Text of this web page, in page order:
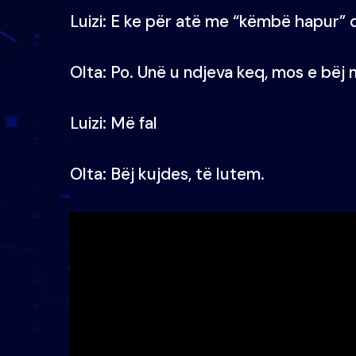
Luizi: E ke për atë me “këmbë hapur”
Olta: Po. Unë u ndjeva keq, mos e bëj
Luizi: Më fal
Olta: Bëj kujdes, të lutem.